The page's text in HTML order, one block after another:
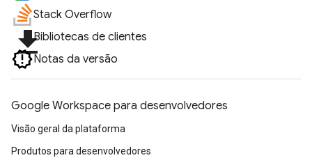
Stack Overflow
file_downloadBibliotecas de clientes
Notas da versão
Google Workspace para desenvolvedores
Visão geral da plataforma
Produtos para desenvolvedores